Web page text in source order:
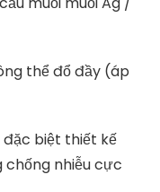
thể đổ đầy (áp
đặc biệt thiết kế
chống nhiễu cực